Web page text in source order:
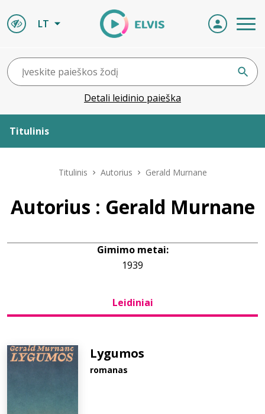
LT
Detali leidinio paieška
Titulinis
Leidiniai
Titulinis Autorius Gerald Murnane
Autorius : Gerald Murnane
Gimimo metai:
1939
Leidiniai
Lygumos
romanas